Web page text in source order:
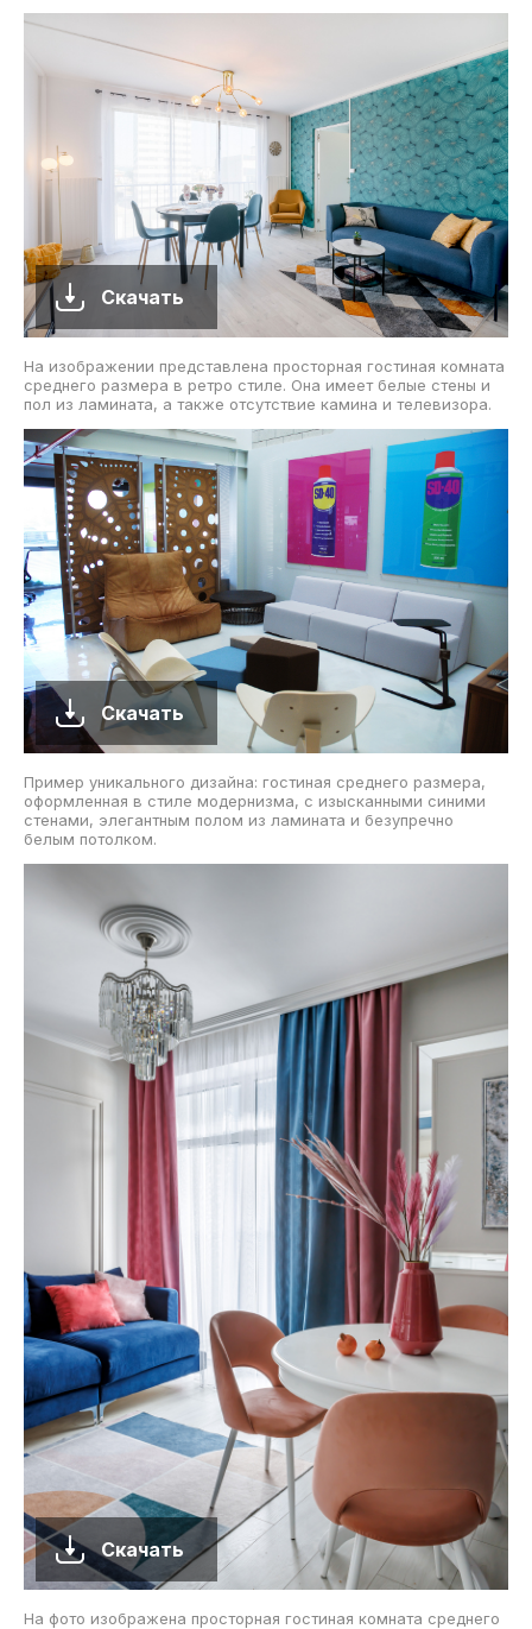
Скачать
На изображении представлена просторная гостиная комната
среднего размера в ретро стиле. Она имеет белые стены и
пол из ламината, а также отсутствие камина и телевизора.
Скачать
Пример уникального дизайна: гостиная среднего размера,
оформленная в стиле модернизма, с изысканными синими
стенами, элегантным полом из ламината и безупречно
белым потолком.
Скачать
На фото изображена просторная гостиная комната среднего